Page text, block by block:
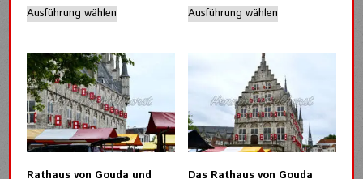
bis
€35,00
Ausführung wählen
mehrere
Varianten
auf.
Die
Optionen
können
auf
bis
€35,00
Ausführung wählenProdukt
mehrere
auf.
Die
Optionen
können
auf
Rathaus von Gouda und Das Rathaus von Gouda